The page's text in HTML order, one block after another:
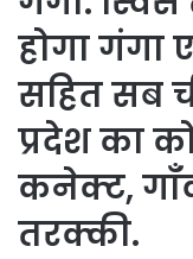
होगा गंगा
सहित सब
प्रदेश का
कनेक्ट,
तरक्की.